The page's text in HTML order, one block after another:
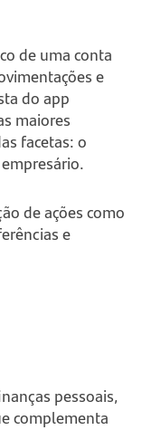
de uma conta
e
do app
maiores
facetas: o
de ações como
e
pessoais,
complementa